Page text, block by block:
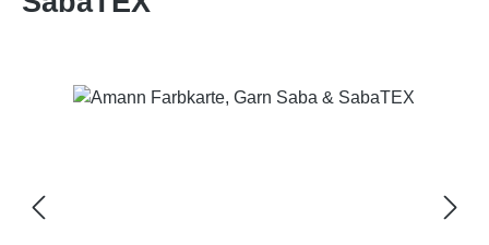
Bildergalerie überspringen